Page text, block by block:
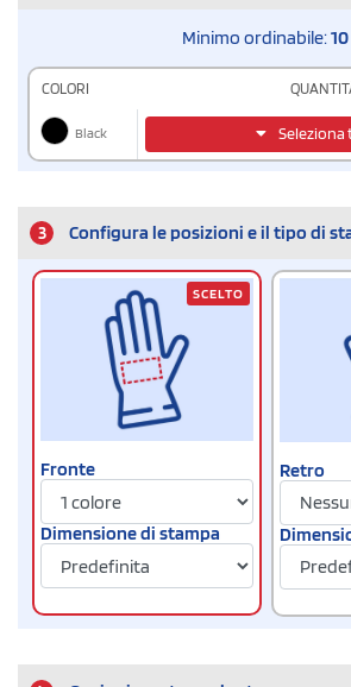
Minimo ordinabile:
COLORI
Black Seleziona
3 Configura le posizioni e il tipo di
Fronte
Dimensione di stampa
SCELTO
Retro